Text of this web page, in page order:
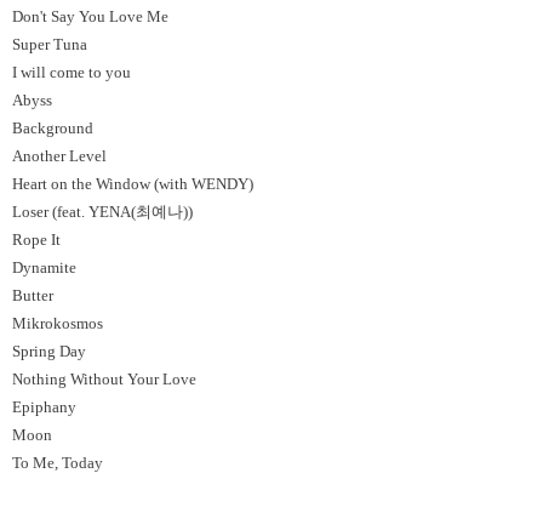
Don't Say You Love Me
Super Tuna
I will come to you
Abyss
Background
Another Level
Heart on the Window (with WENDY)
Loser (feat. YENA(최예나))
Rope It
Dynamite
Butter
Mikrokosmos
Spring Day
Nothing Without Your Love
Epiphany
Moon
To Me, Today